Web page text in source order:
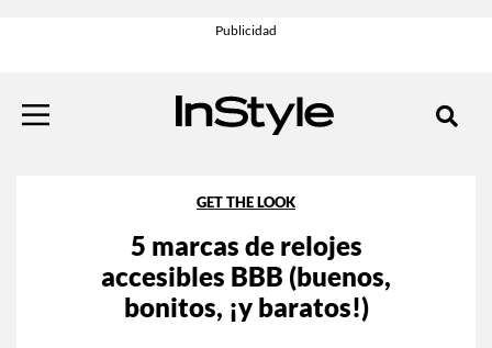
GET THE LOOK
5 marcas de relojes
accesibles BBB (buenos,
bonitos, ¡y baratos!)